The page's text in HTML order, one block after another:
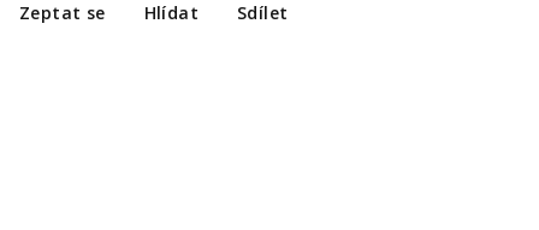
Zeptat se Hlídat Sdílet